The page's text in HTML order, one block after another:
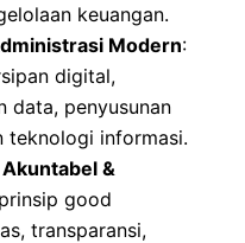
keuangan.
Modern:
digital,
data, penyusunan
teknologi informasi.
&
good
transparansi,